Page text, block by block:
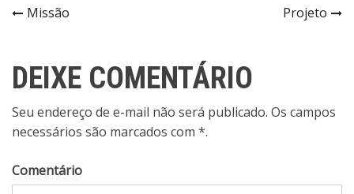
Navegação
de
Post
Missão Projeto
DEIXE COMENTÁRIO
Seu endereço de e-mail não será publicado. Os campos
necessários são marcados com *.
Comentário